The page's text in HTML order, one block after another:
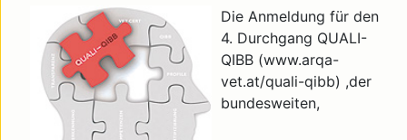
Die Anmeldung für den
4. Durchgang QUALI-
QIBB (www.arqa-
vet.at/quali-qibb) ,der
bundesweiten,